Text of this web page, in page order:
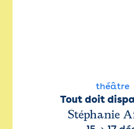
théâtre
Tout doit
Stéphanie